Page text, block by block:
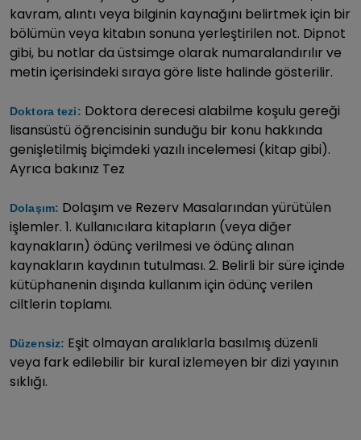
kavram, alıntı veya bilginin kaynağını belirtmek için bir
bölümün veya kitabın sonuna yerleştirilen not. Dipnot
gibi, bu notlar da üstsimge olarak numaralandırılır ve
metin içerisindeki sıraya göre liste halinde gösterilir.
Doktora tezi: Doktora derecesi alabilme koşulu gereği
lisansüstü öğrencisinin sunduğu bir konu hakkında
genişletilmiş biçimdeki yazılı incelemesi (kitap gibi).
Ayrıca bakınız Tez
Dolaşım: Dolaşım ve Rezerv Masalarından yürütülen
işlemler. 1. Kullanıcılara kitapların (veya diğer
kaynakların) ödünç verilmesi ve ödünç alınan
kaynakların kaydının tutulması. 2. Belirli bir süre içinde
kütüphanenin dışında kullanım için ödünç verilen
ciltlerin toplamı.
Düzensiz: Eşit olmayan aralıklarla basılmış düzenli
veya fark edilebilir bir kural izlemeyen bir dizi yayının
sıklığı.